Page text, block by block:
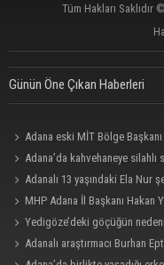
Tüm Hakları Saklıdır
Günün Öne Çıkan Haberleri
Adana eski MİT Bölge
Adana’da kahvehaneye silahlı
Adanalı 13 yaşındaki Ela Nur
MHP Adana İl Başkanı Hakan
değildir”
Yedigöze’deki göçüğün
Adanalı araştırmacı Burhan